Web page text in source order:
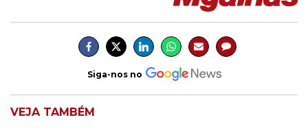
Siga-nos no
VEJA TAMBÉM